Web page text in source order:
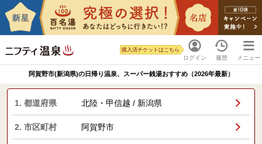
ログイン
購入済チケットはこちら
履歴 メニュー
阿賀野市(新潟県)の日帰り温泉、スーパー銭湯おすすめ（2026年最新）
1. 都道府県 北陸・甲信越 / 新潟県
2. 市区町村 阿賀野市